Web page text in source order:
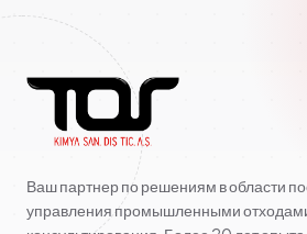
Ваш партнер по решениям в области
управления промышленными